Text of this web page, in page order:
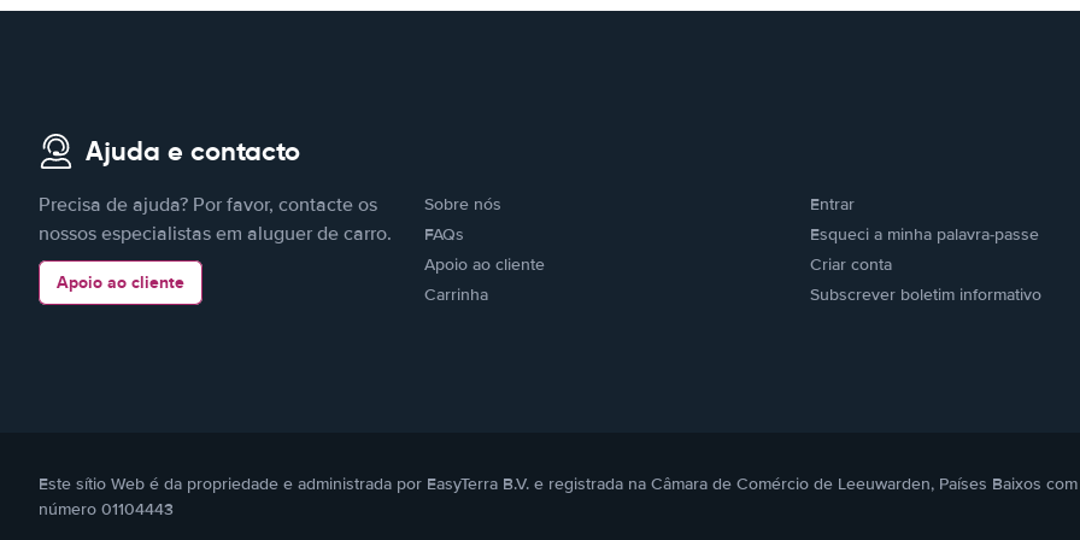
Ajuda e contacto
Precisa de ajuda? Por favor, contacte os
nossos especialistas em aluguer de carro.
Apoio ao cliente
Sobre nós
FAQs
Apoio ao cliente
Carrinha
Entrar
Esqueci a minha palavra-passe
Criar conta
Subscrever boletim informativo
Este sítio Web é da propriedade e administrada por EasyTerra B.V. e registrada na Câmara de Comércio de Leeuwarden, Países Baixos
número 01104443